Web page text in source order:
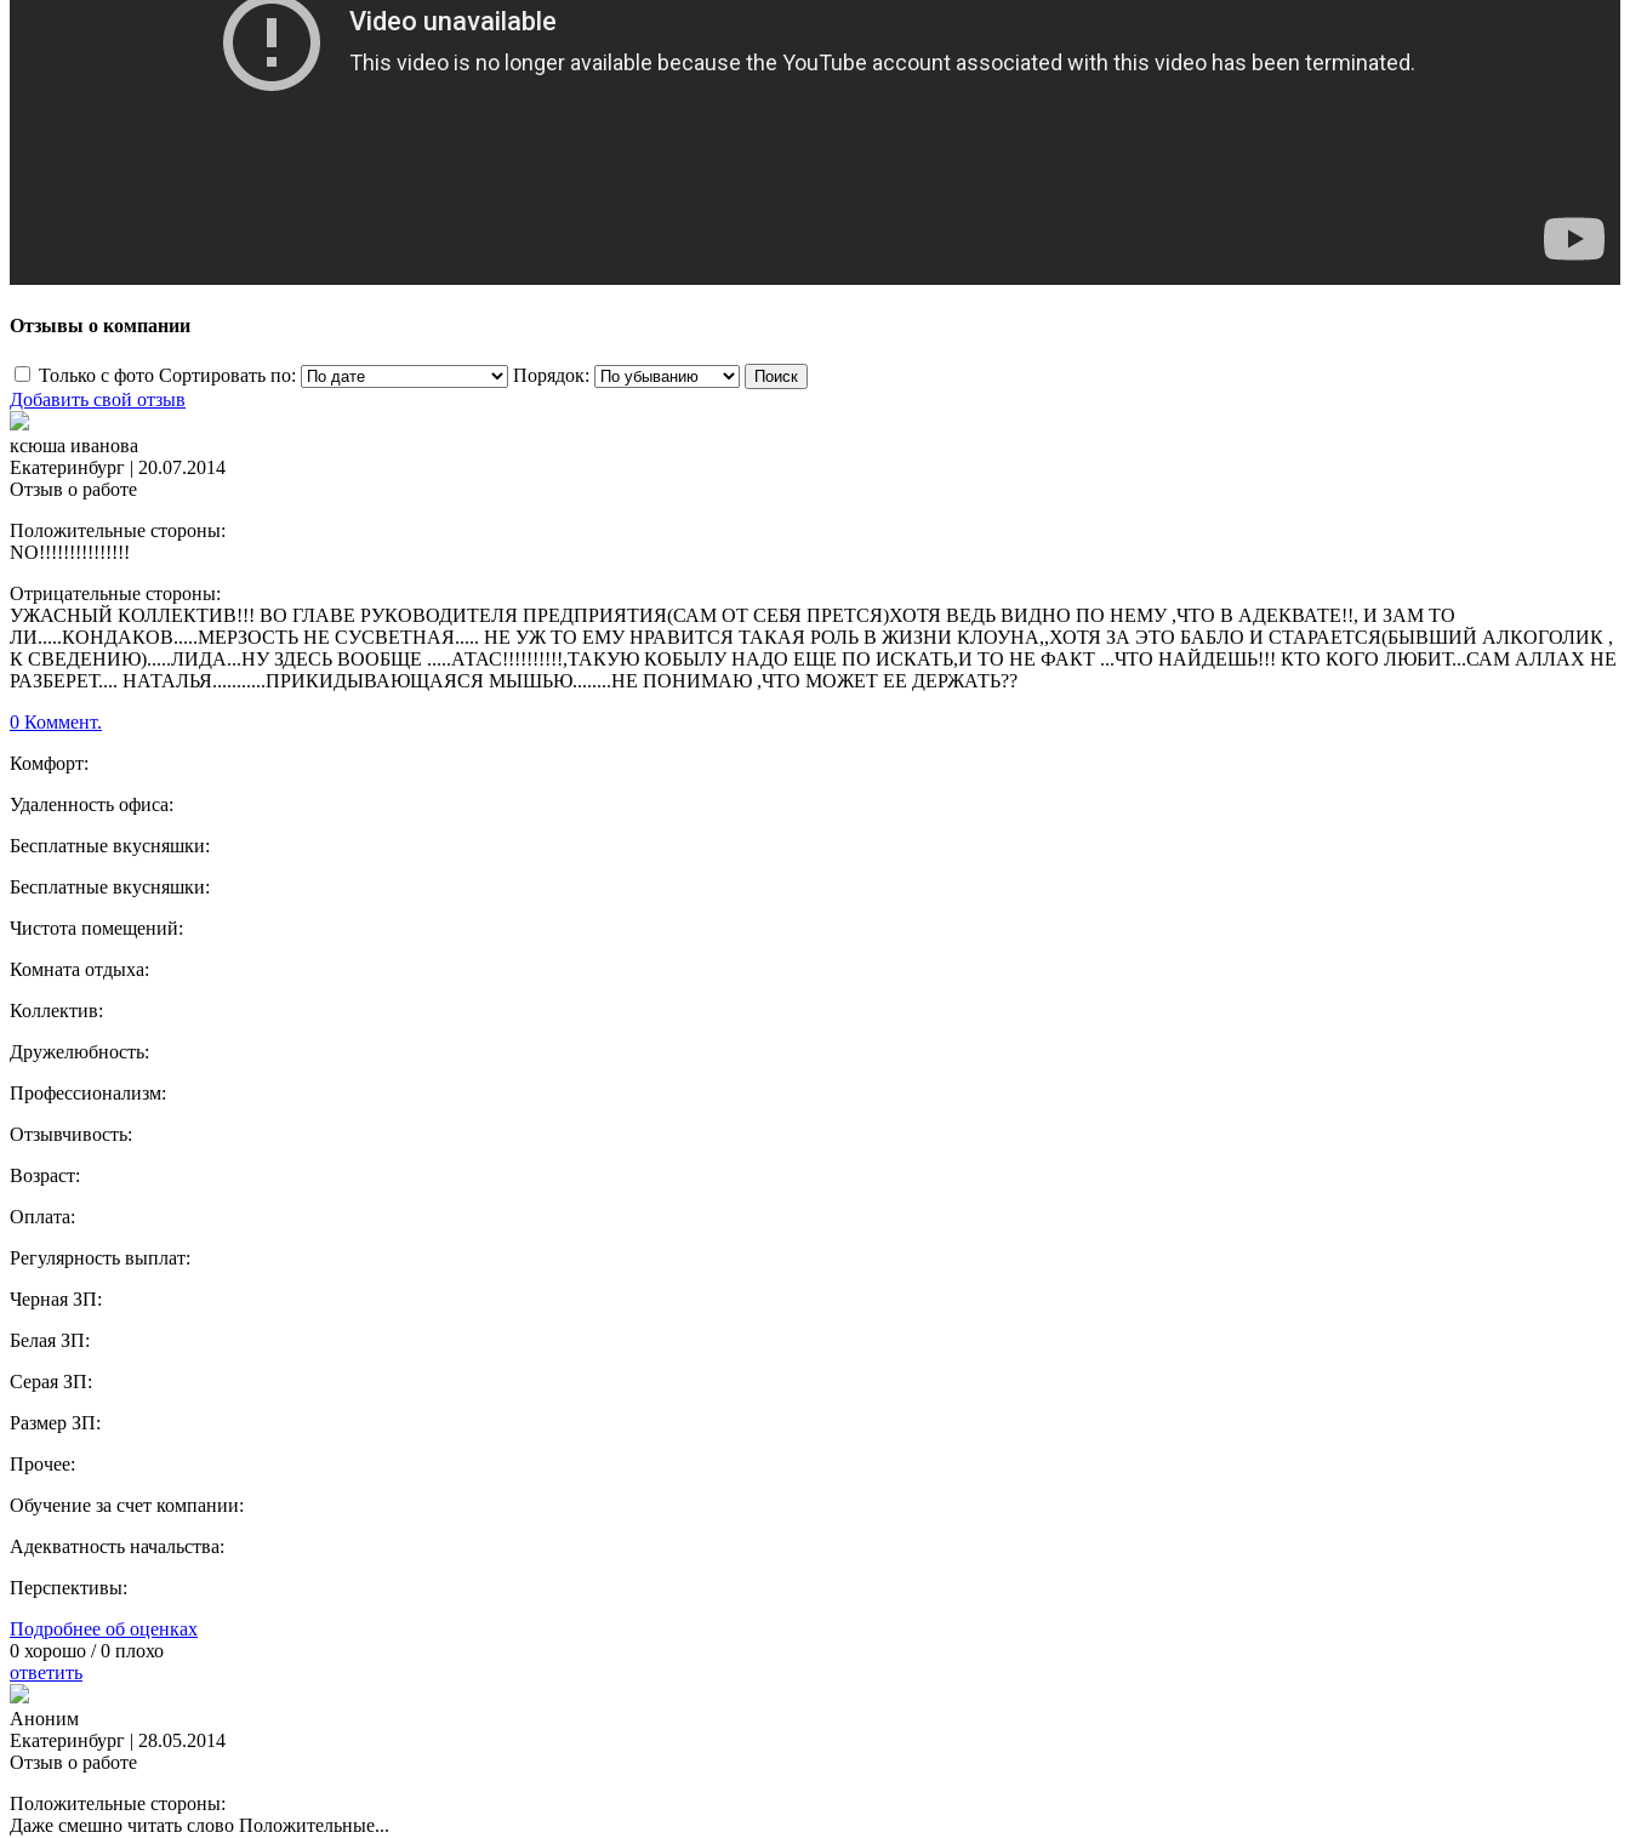
Отзывы о компании
Только с фото Сортировать по:
Порядок:
Добавить свой отзыв
ксюша иванова
Екатеринбург | 20.07.2014
Отзыв о работе
Положительные стороны:
NO!!!!!!!!!!!!!!!
Отрицательные стороны:
УЖАСНЫЙ КОЛЛЕКТИВ!!! ВО ГЛАВЕ РУКОВОДИТЕЛЯ ПРЕДПРИЯТИЯ(САМ ОТ СЕБЯ ПРЕТСЯ)ХОТЯ ВЕДЬ ВИДНО ПО НЕМУ ,ЧТО В АДЕКВАТЕ!!, И ЗАМ ТО
ЛИ.....КОНДАКОВ.....МЕРЗОСТЬ НЕ СУСВЕТНАЯ..... НЕ УЖ ТО ЕМУ НРАВИТСЯ ТАКАЯ РОЛЬ В ЖИЗНИ КЛОУНА,,ХОТЯ ЗА ЭТО БАБЛО И СТАРАЕТСЯ(БЫВШИЙ АЛКОГОЛИК ,
К СВЕДЕНИЮ).....ЛИДА...НУ ЗДЕСЬ ВООБЩЕ .....АТАС!!!!!!!!!!,ТАКУЮ КОБЫЛУ НАДО ЕЩЕ ПО ИСКАТЬ,И ТО НЕ ФАКТ ...ЧТО НАЙДЕШЬ!!! КТО КОГО ЛЮБИТ...САМ АЛЛАХ НЕ
РАЗБЕРЕТ.... НАТАЛЬЯ...........ПРИКИДЫВАЮЩАЯСЯ МЫШЬЮ........НЕ ПОНИМАЮ ,ЧТО МОЖЕТ ЕЕ ДЕРЖАТЬ??
0 Коммент.
Комфорт:
Удаленность офиса:
Бесплатные вкусняшки:
Бесплатные вкусняшки:
Чистота помещений:
Комната отдыха:
Коллектив:
Дружелюбность:
Профессионализм:
Отзывчивость:
Возраст:
Оплата:
Регулярность выплат:
Черная ЗП:
Белая ЗП:
Серая ЗП:
Размер ЗП:
Прочее:
Обучение за счет компании:
Адекватность начальства:
Перспективы:
Подробнее об оценках
0 хорошо /0 плохо
ответить
Аноним
Екатеринбург | 28.05.2014
Отзыв о работе
Положительные стороны:
Даже смешно читать слово Положительные...